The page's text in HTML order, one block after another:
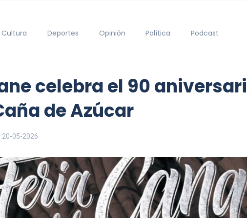
Cultura Deportes Opinión Política Podcast
celebra el 90
de Azúcar
20-05-2026